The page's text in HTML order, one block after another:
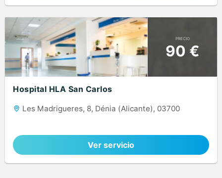
PRECIO
90 €
Hospital HLA San Carlos
Les Madrigueres, 8, Dénia (Alicante), 03700
Ver servicio